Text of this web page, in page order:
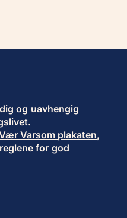
og uavhengig
Varsom plakaten,
for god